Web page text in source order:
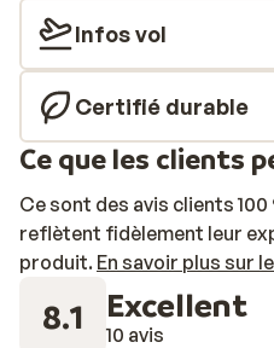
journée à vous rafraîchir
Commandez une boisson
détendez-vous avec un
transat. Une petite faim?
restaurant buffet ou une
chambres sont soignées et
vue imprenable. Enfin, au
vous pourrez déguster les
écouter des concerts live
Infos vol
Certifié durable
Ce que les clients
Ce sont des avis clients
reflètent fidèlement leur
produit. En savoir plus sur
8.1 Excellent
10 avis